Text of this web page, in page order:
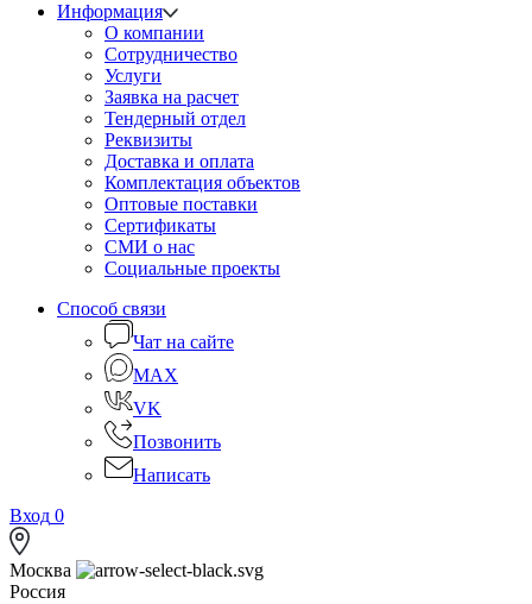
Информация
О компании
Сотрудничество
Услуги
Заявка на расчет
Тендерный отдел
Реквизиты
Доставка и оплата
Комплектация объектов
Оптовые поставки
Сертификаты
СМИ о нас
Социальные проекты
Способ связи
Чат на сайте
MAX
VK
Позвонить
Написать
Вход 0
Москва
Россия